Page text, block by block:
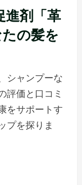
進剤「革
の髪を
シャンプーな
評価と口コミ
をサポートす
プを探りま